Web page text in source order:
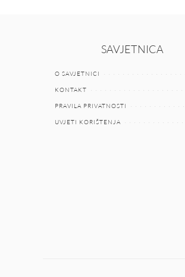
SAVJETNICA
O SAVJETNICI
KONTAKT
PRAVILA PRIVATNOSTI
UVJETI KORIŠTENJA